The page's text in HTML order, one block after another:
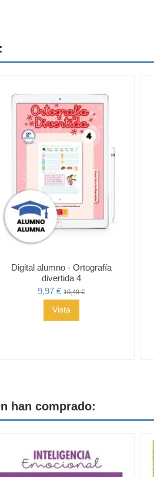
Digital alumno - Ortografía
divertida 4
9,97 €10,49 €
Vista
han comprado: